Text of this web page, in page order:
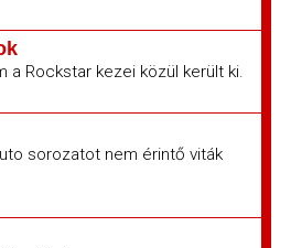
a Rockstar kezei közül került ki.
sorozatot nem érintő viták